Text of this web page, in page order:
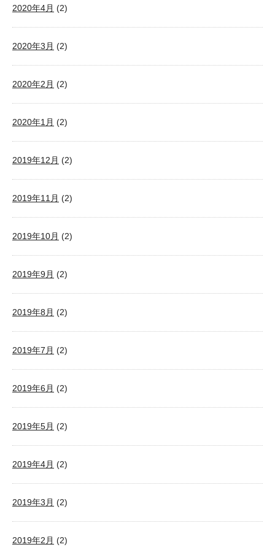
2020年4月 (2)
2020年3月 (2)
2020年2月 (2)
2020年1月 (2)
2019年12月 (2)
2019年11月 (2)
2019年10月 (2)
2019年9月 (2)
2019年8月 (2)
2019年7月 (2)
2019年6月 (2)
2019年5月 (2)
2019年4月 (2)
2019年3月 (2)
2019年2月 (2)